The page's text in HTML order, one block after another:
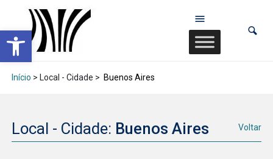
Abrir a barra de ferramentas
Início > Local - Cidade > Buenos Aires
Local - Cidade: Buenos Aires Voltar